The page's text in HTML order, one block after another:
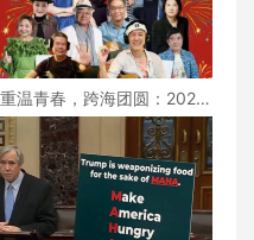
重温青春，跨海团圆：2026
「校园民歌50年」北美巡回
演唱会重磅开启！